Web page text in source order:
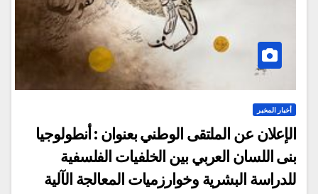
أخبار المخبر
الإعلان عن الملتقى الوطني بعنوان : أنطولوجيا
بنى اللسان العربي بين الخلفيات الفلسفية
للدراسة البشرية وخوارزميات المعالجة الآلية